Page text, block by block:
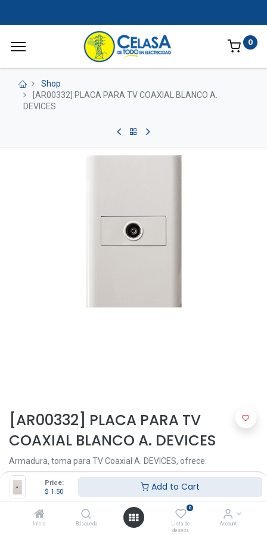
Price:
$ 1.50 Add to Cart
Inicio Búsqueda
0
Lista de
deseos
Account
0
Shop
[AR00332] PLACA PARA TV COAXIAL BLANCO A.
DEVICES
[AR00332] PLACA PARA TV
COAXIAL BLANCO A. DEVICES
Armadura, toma para TV Coaxial A. DEVICES, ofrece:
Color blanco
Coaxial RG6
Rápida y fácil instalación